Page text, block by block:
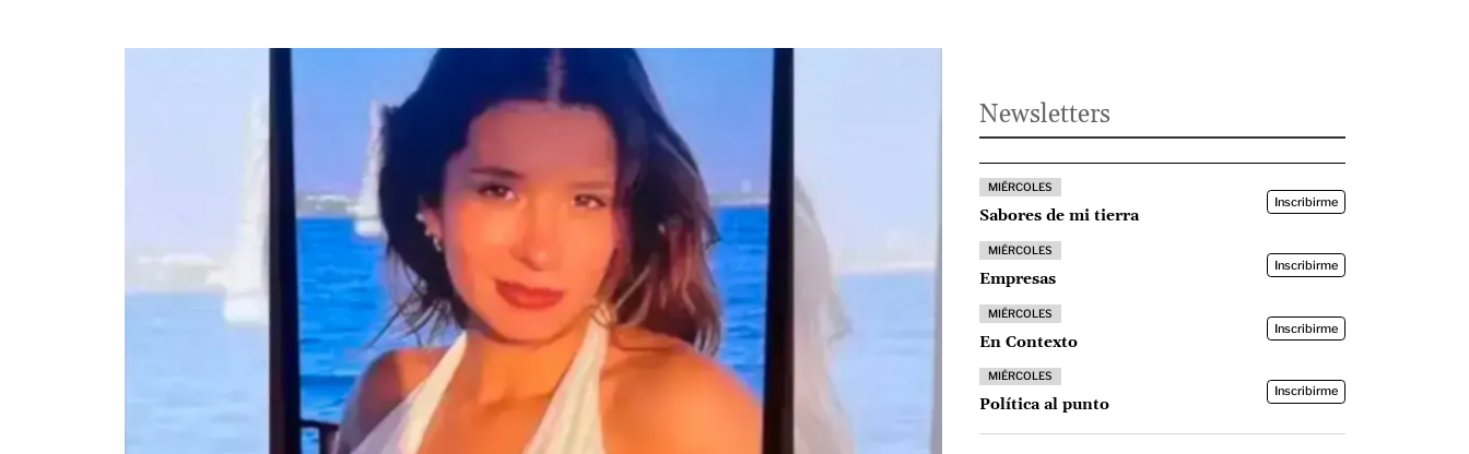
Newsletters
MIÉRCOLES
Sabores de mi tierra
Inscribirme
MIÉRCOLES
Empresas
Inscribirme
MIÉRCOLES
En Contexto
Inscribirme
MIÉRCOLES
Política al punto
Inscribirme